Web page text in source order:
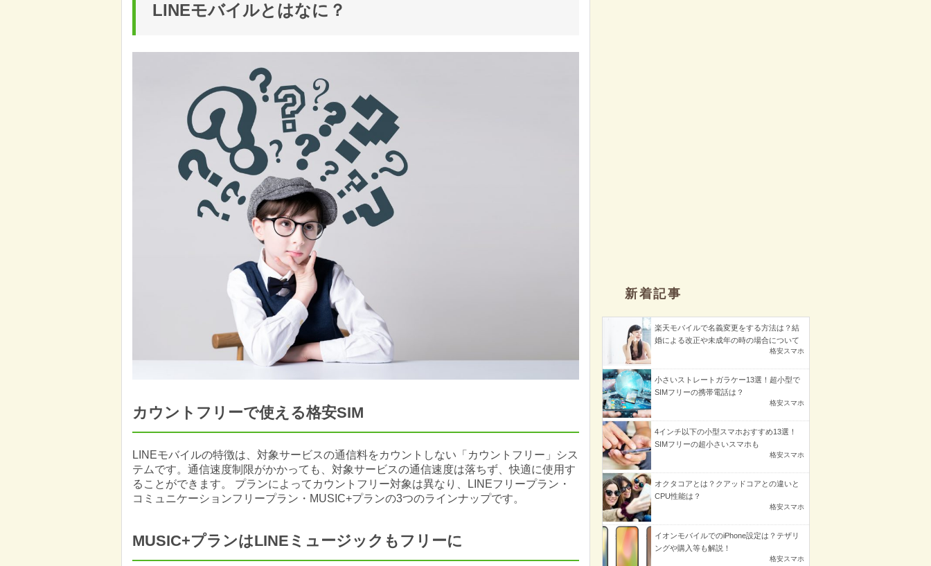
LINEモバイルとはなに？
カウントフリーで使える格安SIM
LINEモバイルの特徴は、対象サービスの通信料をカウントしない「カウントフリー」シス
テムです。通信速度制限がかかっても、対象サービスの通信速度は落ちず、快適に使用す
ることができます。 プランによってカウントフリー対象は異なり、LINEフリープラン・
コミュニケーションフリープラン・MUSIC+プランの3つのラインナップです。
MUSIC+プランはLINEミュージックもフリーに
新着記事
楽天モバイルで名義変更をする方法は？結
婚による改正や未成年の時の場合について
格安スマホ
小さいストレートガラケー13選！超小型で
SIMフリーの携帯電話は？
格安スマホ
4インチ以下の小型スマホおすすめ13選！
SIMフリーの超小さいスマホも
格安スマホ
オクタコアとは？クアッドコアとの違いと
CPU性能は？
格安スマホ
イオンモバイルでのiPhone設定は？テザリ
ングや購入等も解説！
格安スマホ